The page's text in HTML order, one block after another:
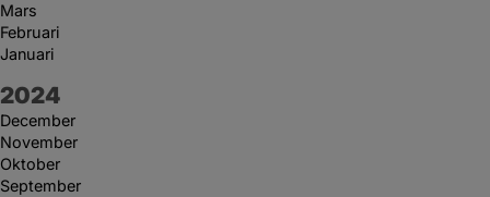
Mars
Februari
Januari
År:
2024
December
November
Oktober
September